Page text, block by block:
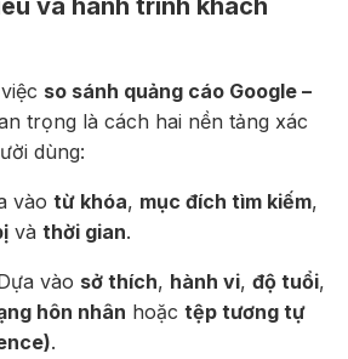
so sánh quảng cáo Google –
trọng là cách hai nền tảng xác
dùng:
vào từ khóa, mục đích tìm kiếm,
và thời gian.
vào sở thích, hành vi, độ tuổi,
hôn nhân hoặc tệp tương tự
.